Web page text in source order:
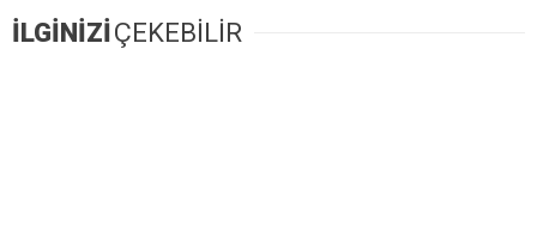
İLGİNİZİÇEKEBİLİR